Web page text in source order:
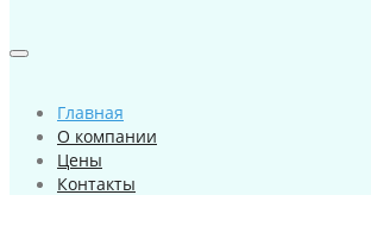
Главная
О компании
Цены
Контакты